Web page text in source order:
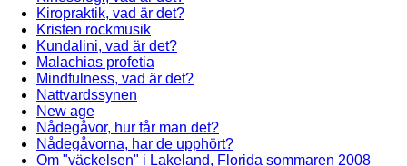
Kiropraktik, vad är det?
Kristen rockmusik
Kundalini, vad är det?
Malachias profetia
Mindfulness, vad är det?
Nattvardssynen
New age
Nådegåvor, hur får man det?
Nådegåvorna, har de upphört?
Om "väckelsen" i Lakeland, Florida sommaren 2008